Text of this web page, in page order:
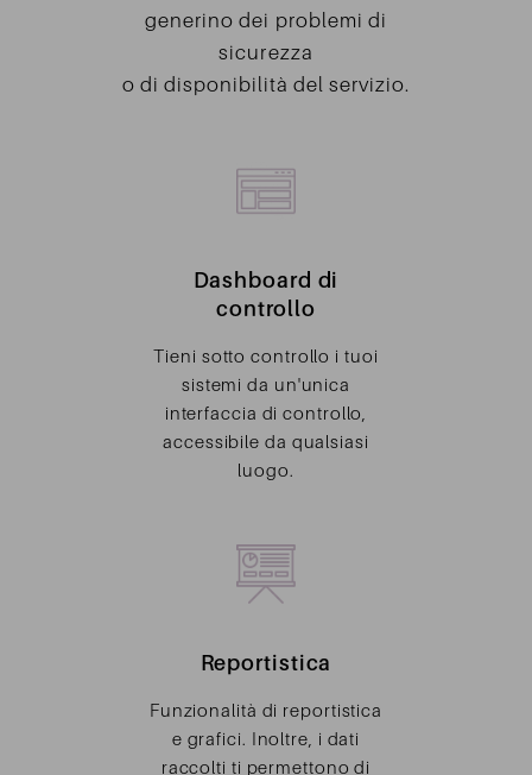
generino dei problemi di
sicurezza
o di disponibilità del servizio.
Dashboard di
controllo
Tieni sotto controllo i tuoi
sistemi da un'unica
interfaccia di controllo,
accessibile da qualsiasi
luogo.
Reportistica
Funzionalità di reportistica
e grafici. Inoltre, i dati
raccolti ti permettono di